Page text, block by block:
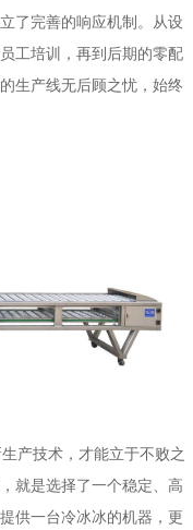
了完善的响应机制。从设
工培训，再到后期的零配
生产线无后顾之忧，始终
产技术，才能立于不败之
就是选择了一个稳定、高
供一台冷冰冰的机器，更